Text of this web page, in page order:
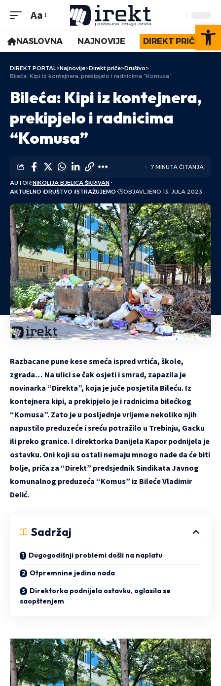
Aa
NASLOVNA NAJNOVIJE DIREKT PRIČE
DIREKT PORTAL>Najnovije>Direkt priče>Društvo>
Bileća: Kipi iz kontejnera, prekipjelo i radnicima “Komusa”
Bileća: Kipi iz kontejnera,
prekipjelo i radnicima
“Komusa”
AUTOR:NIKOLIJA BJELICA ŠKRIVAN
AKTUELNO DRUŠTVO ISTRAŽUJEMO OBJAVLJENO 13. JULA 2023.
7 MINUTA ČITANJA
Razbacane pune kese smeća ispred vrtića, škole,
zgrada… Na ulici se čak osjeti i smrad, zapazila je
novinarka “Direkta”, koja je juče posjetila Bileću. Iz
kontejnera kipi, a prekipjelo je i radnicima bilećkog
“Komusa”. Zato je u posljednje vrijeme nekoliko njih
napustilo preduzeće i sreću potražilo u Trebinju, Gacku
ili preko granice. I direktorka Danijela Kapor podnijela je
ostavku. Oni koji su ostali nemaju mnogo nade da će biti
bolje, priča za “Direkt” predsjednik Sindikata Javnog
komunalnog preduzeća “Komus” iz Bileće Vladimir
Delić.
Sadržaj
Dugogodišnji problemi došli na naplatu
Otpremnine jedina nada
Direktorka podnijela ostavku, oglasila se
saopštenjem